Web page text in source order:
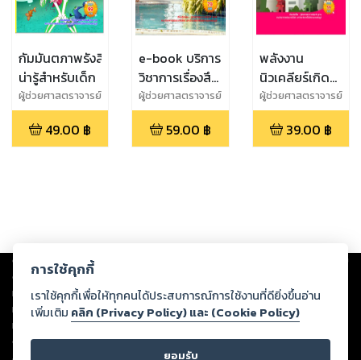
กัมมันตภาพรังสี
น่ารู้สำหรับเด็ก
ผู้ช่วยศาสตราจารย์
สุชาติ สุภาพ
49.00 ฿
e-book บริการ
วิชาการเรื่องสึ
นามิมหันตภัย
ใกล้ตัวคนไทย
ผู้ช่วยศาสตราจารย์
สุชาติ สุภาพ
59.00 ฿
พลังงาน
นิวเคลียร์เกิด
จากอะไร ทำไม
จึงมีพลังงาน
มหาศาล
ผู้ช่วยศาสตราจารย์
สุชาติ สุภาพ
39.00 ฿
Copyright © 2026
ต่อผลงานหรือเนื้อหาใดที่อัปโหลดผ่านเว็บไซต์และปรากฏว่าละเมิดสิทธิใน
ทรัพย์สินทางปัญญาของบุคคลอื่นหรือขัดต่อกฎหมายและศีลธรรม ดังนั้น ผู้อ่าน
ทุกท่านโปรดใช้วิจารณญาณในการกลั่นกรองด้วยตนเอง และหากท่านพบว่าส่วน
หนึ่งส่วนใดขัดต่อกฎหมายและศีลธรรม กรุณาแจ้งมายังบริษัท เพื่อทีมงานจะได้
ดำเนินการในทันที ทั้งนี้ ทางสตอรี่ล็อกขอสงวนลิขสิทธิ์ตามพระราชบัญญัติ
การใช้คุกกี้
เราใช้คุกกี้เพื่อให้ทุกคนได้ประสบการณ์การใช้งานที่ดียิ่งขึ้นอ่าน
เพิ่มเติม คลิก (Privacy Policy) และ (Cookie Policy)
ยอมรับ